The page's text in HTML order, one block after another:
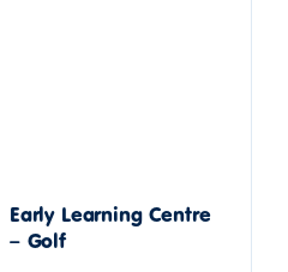
Early Learning Centre
– Golf